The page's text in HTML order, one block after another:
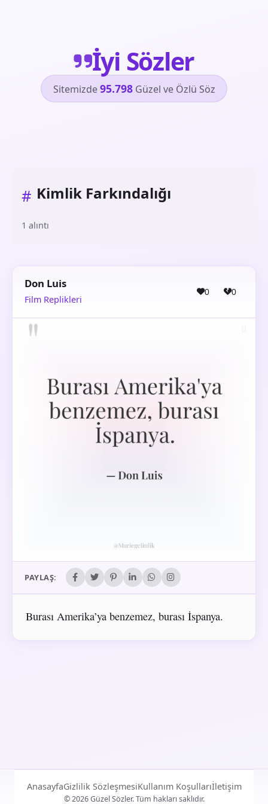
İyi Sözler
Sitemizde95.798Güzel ve Özlü Söz
# Kimlik Farkındalığı
1 alıntı
Don Luis
Film Replikleri
0 0
PAYLAŞ:
Burası Amerika’ya benzemez, burası İspanya.
AnasayfaGizlilik SözleşmesiKullanım Koşullarıİletişim
© 2026 Güzel Sözler. Tüm hakları saklıdır.